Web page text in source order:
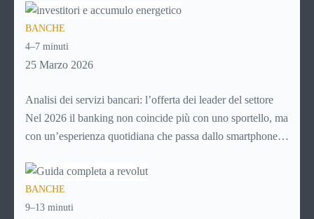
per pagare un corso online, per mandare venti euro a un
amico. Ma se ti chiedi esattamente cosa succede dietro
quella schermata (e soprattutto quanto ti costa davvero)
probabilmente non hai una risposta precisa su come
BANCHE
4–7 minuti
25 Marzo 2026
Analisi dei servizi bancari: l’offerta dei leader del settore
Nel 2026 il banking non coincide più con uno sportello, ma
con un’esperienza quotidiana che passa dallo smartphone.
raggiungere, ma un servizio da aprire in app, usare in pochi
secondi e integrare nella gestione ordinaria della vita.
Controllare il saldo, fare un bonifico, richiedere un prodotto
BANCHE
9–13 minuti